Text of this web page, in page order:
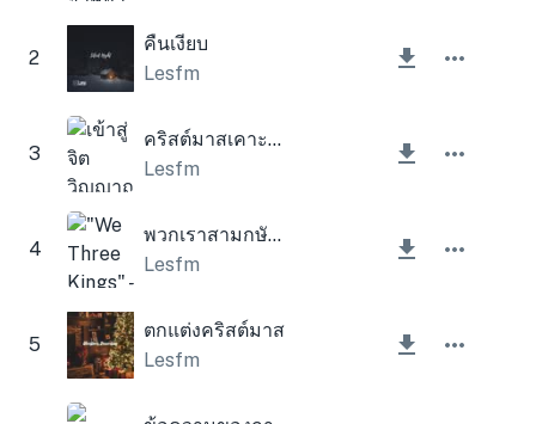
2
คืนเงียบ
Lesfm
3
คริสต์มาสเคาะประตู
Lesfm
4
พวกเราสามกษัตริย์
Lesfm
5
ตกแต่งคริสต์มาส
Lesfm